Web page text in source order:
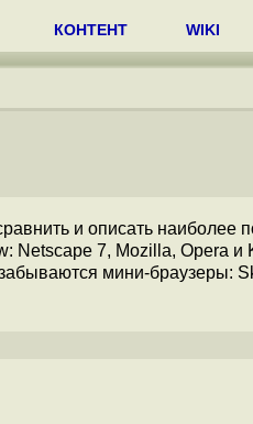
КОНТЕНТ WIKI
и описать наиболее
Netscape 7, Mozilla, Opera
мини-браузеры: